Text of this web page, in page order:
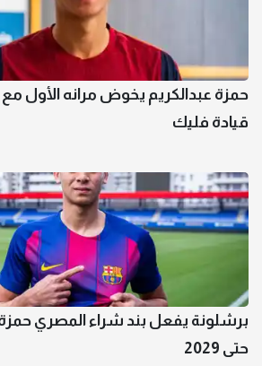
حمزة عبدالكريم يخوض مرانه الأول
قيادة فليك
برشلونة يفعل بند شراء المصري حمزة
حتى 2029